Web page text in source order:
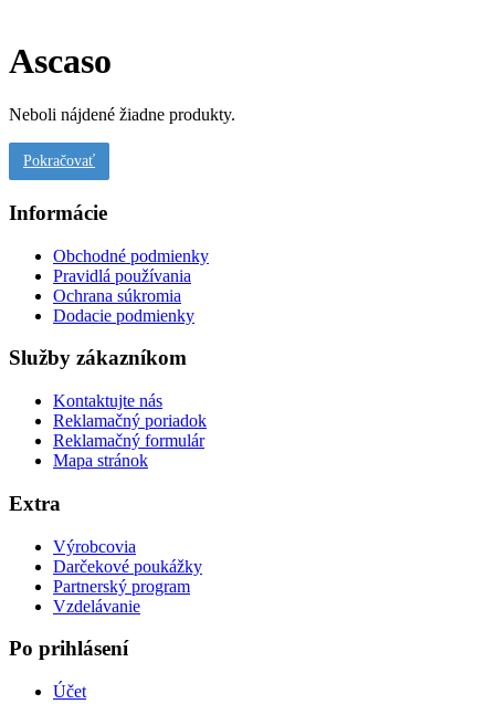
Ascaso
Neboli nájdené žiadne produkty.
Pokračovať
Informácie
Obchodné podmienky
Pravidlá používania
Ochrana súkromia
Dodacie podmienky
Služby zákazníkom
Kontaktujte nás
Reklamačný poriadok
Reklamačný formulár
Mapa stránok
Extra
Výrobcovia
Darčekové poukážky
Partnerský program
Vzdelávanie
Po prihlásení
Účet